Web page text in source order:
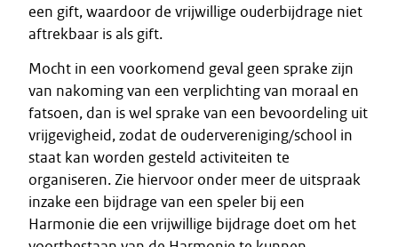
een gift, waardoor de vrijwillige ouderbijdrage niet
aftrekbaar is als gift.
Mocht in een voorkomend geval geen sprake zijn
van nakoming van een verplichting van moraal en
fatsoen, dan is wel sprake van een bevoordeling uit
vrijgevigheid, zodat de oudervereniging/school in
staat kan worden gesteld activiteiten te
organiseren. Zie hiervoor onder meer de uitspraak
inzake een bijdrage van een speler bij een
Harmonie die een vrijwillige bijdrage doet om het